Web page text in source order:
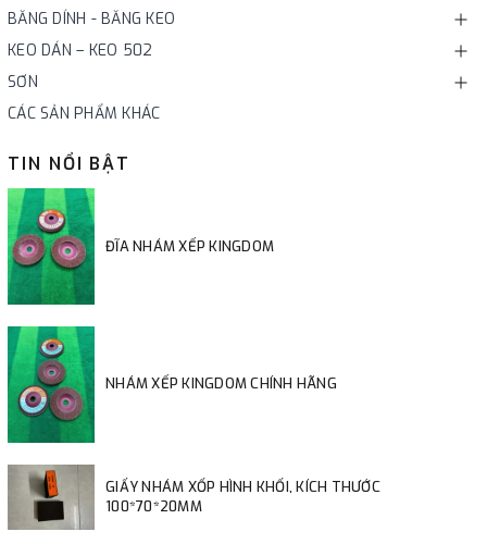
BĂNG DÍNH - BĂNG KEO
KEO DÁN – KEO 502
SƠN
CÁC SẢN PHẨM KHÁC
TIN NỔI BẬT
ĐĨA NHÁM XẾP KINGDOM
NHÁM XẾP KINGDOM CHÍNH HÃNG
GIẤY NHÁM XỐP HÌNH KHỐI, KÍCH THƯỚC
100*70*20MM